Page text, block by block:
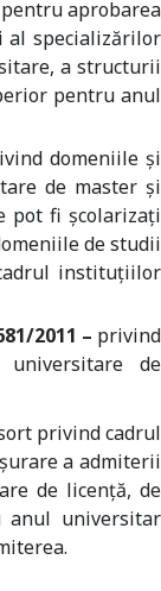
aprobarea
al specializărilor
a structurii
pentru anul
domeniile și
de master și
pot fi școlarizați
de studii
instituțiilor
2011 – privind
universitare de
privind cadrul
a admiterii
de licență, de
anul universitar